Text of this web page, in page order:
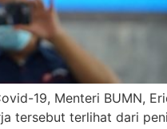
19, Menteri BUMN,
tersebut terlihat dari